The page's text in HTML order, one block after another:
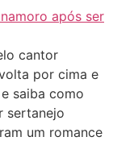
cantor
por cima e
saiba como
sertanejo
um romance